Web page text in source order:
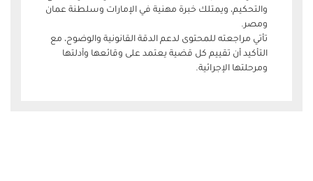
والتحكيم، ويمتلك خبرة مهنية في الإمارات وسلطنة عمان
ومصر.
تأتي مراجعته للمحتوى لدعم الدقة القانونية والوضوح، مع
التأكيد أن تقييم كل قضية يعتمد على وقائعها وأدلتها
ومرحلتها الإجرائية.